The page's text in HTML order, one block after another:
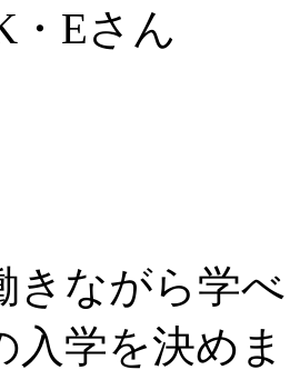
・Eさん
きながら学
入学を決め